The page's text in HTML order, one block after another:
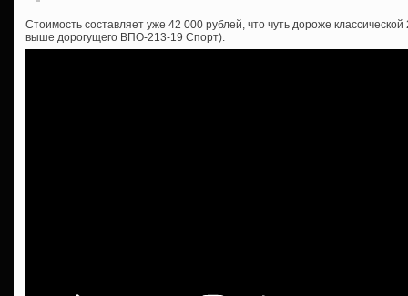
Стоимость составляет уже 42 000 рублей, что чуть дороже
выше дорогущего ВПО-213-19 Спорт).